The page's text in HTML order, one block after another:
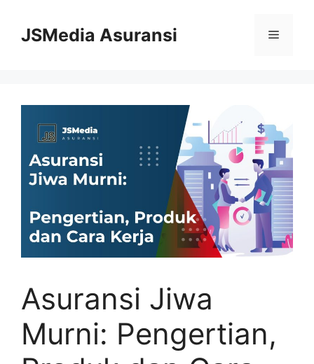
contentJSMedia Asuransi Menu
Asuransi Jiwa
Murni: Pengertian,